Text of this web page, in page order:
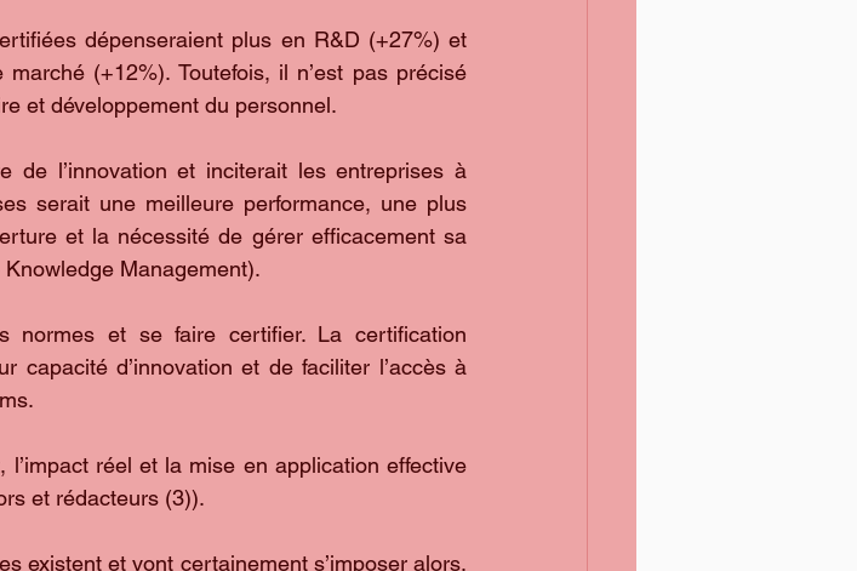
dépenseraient plus en R&D (+27%) et
(+12%). Toutefois, il n’est pas précisé
et développement du personnel.
de l’innovation et inciterait les entreprises à
serait une meilleure performance, une plus
et la nécessité de gérer efficacement sa
Management).
normes et se faire certifier. La certification
capacité d’innovation et de faciliter l’accès à
réel et la mise en application effective
et rédacteurs (3)).
existent et vont certainement s’imposer alors,